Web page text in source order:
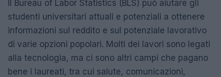
Il Bureau of Labor Statistics (BLS) può aiutare gli
studenti universitari attuali e potenziali a ottenere
informazioni sul reddito e sul potenziale lavorativo
di varie opzioni popolari. Molti dei lavori sono legati
alla tecnologia, ma ci sono altri campi che pagano
bene i laureati, tra cui salute, comunicazioni,